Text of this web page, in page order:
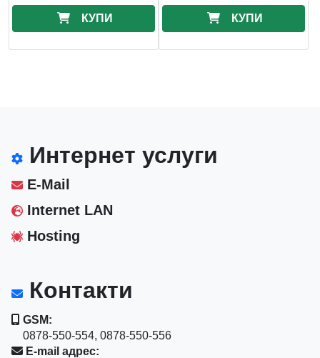
КУПИ КУПИ
Интернет услуги
E-Mail
Internet LAN
Hosting
Контакти
GSM:
0878-550-554, 0878-550-556
E-mail адрес: